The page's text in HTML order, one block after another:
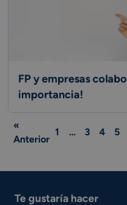
FP y empresas
importancia!
«
Anterior
1 … 3 4 5
Te gustaría hacer